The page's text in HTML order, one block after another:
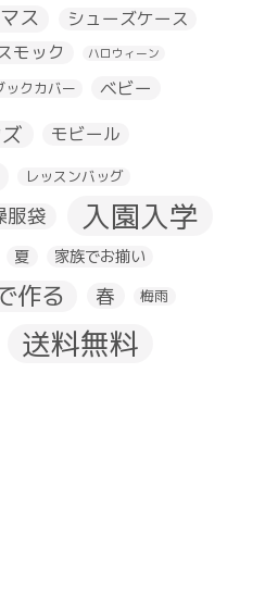
ス シューズケース
モック ハロウィーン
ックカバー ベビー
モビール
レッスンバッグ
服袋 入園入学
夏 家族でお揃い
作る 春 梅雨
送料無料